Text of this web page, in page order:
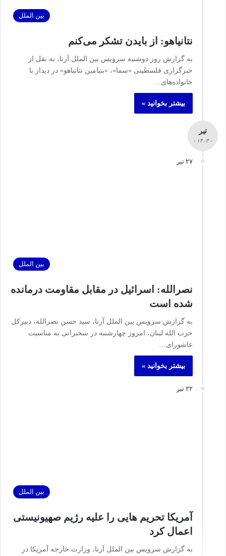
بین الملل
نتانیاهو: از بایدن تشکر می‌کنم
به گزارش روز دوشنبه سرویس بین الملل آرنا، به نقل از
خبرگزاری فلسطینی «سما»، «بنیامین نتانیاهو» در دیدار با
خانواده‌های…
بیشتر بخوانید »
تیر
- ۱۴۰۳ -
۲۷ تیر
بین الملل
نصرالله: اسرائیل در مقابل مقاومت درمانده
شده است
به گزارش سرویس بین الملل آرنا، سید حسن نصرالله، دبیرکل
حزب‌ الله لبنان، امروز چهارشنبه در سخنرانی به مناسبت
عاشورای…
بیشتر بخوانید »
۲۲ تیر
بین الملل
آمریکا تحریم‌ هایی را علیه رژیم صهیونیستی
اعمال کرد
به گزارش سرویس بین الملل آرنا، وزارت خارجه آمریکا در